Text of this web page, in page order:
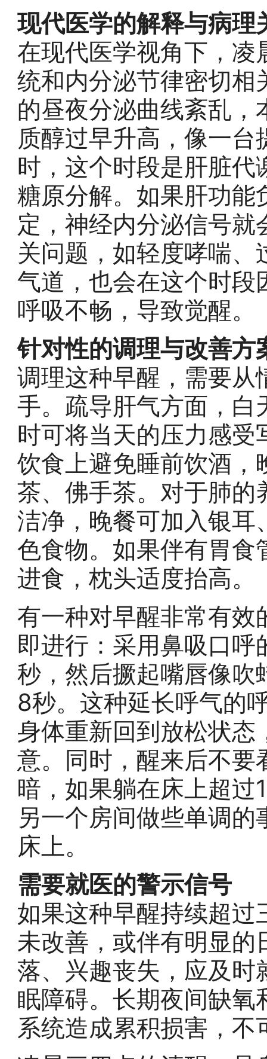
现代医学的解释与病理
在现代医学视角下，
统和内分泌节律密切
的昼夜分泌曲线紊乱
质醇过早升高，像一
时，这个时段是肝脏
糖原分解。如果肝功
定，神经内分泌信号
关问题，如轻度哮喘
气道，也会在这个时
呼吸不畅，导致觉醒。
针对性的调理与改善方
调理这种早醒，需要
手。疏导肝气方面，
时可将当天的压力感
饮食上避免睡前饮酒
茶、佛手茶。对于肺
洁净，晚餐可加入银
色食物。如果伴有胃
进食，枕头适度抬高。
有一种对早醒非常有
即进行：采用鼻吸口
秒，然后撅起嘴唇像
8秒。这种延长呼气的
身体重新回到放松状
意。同时，醒来后不
暗，如果躺在床上超
另一个房间做些单调
床上。
需要就医的警示信号
如果这种早醒持续超
未改善，或伴有明显
落、兴趣丧失，应及
眠障碍。长期夜间缺
系统造成累积损害，不